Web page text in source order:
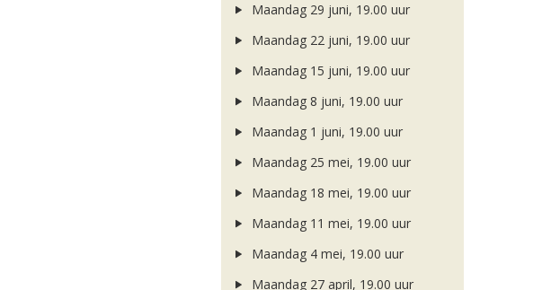
Maandag 29 juni, 19.00 uur
Maandag 22 juni, 19.00 uur
Maandag 15 juni, 19.00 uur
Maandag 8 juni, 19.00 uur
Maandag 1 juni, 19.00 uur
Maandag 25 mei, 19.00 uur
Maandag 18 mei, 19.00 uur
Maandag 11 mei, 19.00 uur
Maandag 4 mei, 19.00 uur
Maandag 27 april, 19.00 uur